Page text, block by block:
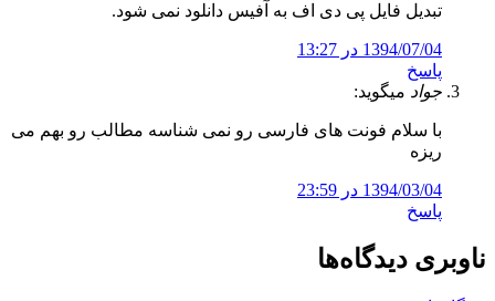
تبدیل فایل پی دی اف به آفیس دانلود نمی شود.
1394/07/04 در 13:27
پاسخ
جواد میگوید:
با سلام فونت های فارسی رو نمی شناسه مطالب رو بهم می
ریزه
1394/03/04 در 23:59
پاسخ
ناوبری دیدگاه‌ها